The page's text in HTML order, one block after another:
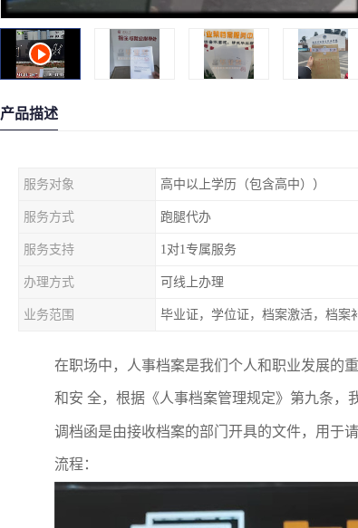
产品描述
服务对象 高中以上学历（包含高中））
服务方式 跑腿代办
服务支持 1对1专属服务
办理方式 可线上办理
业务范围 毕业证，学位证，档案激活，档案
在职场中，人事档案是我们个人和职业发展的
和安 全，根据《人事档案管理规定》第九条，
调档函是由接收档案的部门开具的文件，用于
流程：